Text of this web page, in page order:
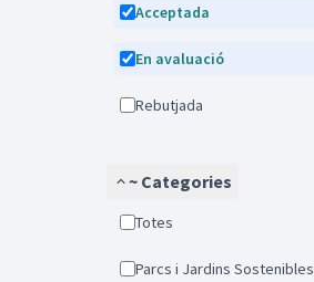
Acceptada
En avaluació
Rebutjada
~ Categories
Totes
Parcs i Jardins Sostenibles